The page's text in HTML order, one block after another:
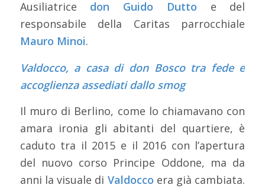
Ausiliatrice don Guido Dutto e del
responsabile della Caritas parrocchiale
Mauro Minoi.
Valdocco, a casa di don Bosco tra fede e
accoglienza assediati dallo smog
Il muro di Berlino, come lo chiamavano con
amara ironia gli abitanti del quartiere, è
caduto tra il 2015 e il 2016 con l’apertura
del nuovo corso Principe Oddone, ma da
anni la visuale di Valdocco era già cambiata.